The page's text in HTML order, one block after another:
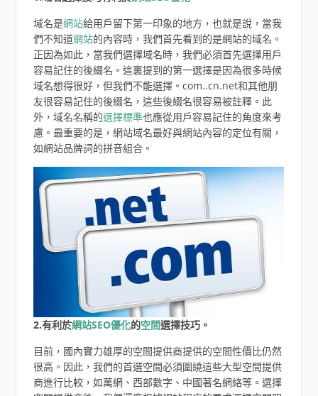
域名是網站給用戶留下第一印象的地方，也就是說，當我
們不知道網站的內容時，我們首先看到的是網站的域名。
正因為如此，當我們選擇域名時，我們必須首先選擇用戶
容易記住的後綴名。這裏提到的第一選擇是因為很多時候
域名想得很好，但我們不能選擇。com..cn.net和其他朋
友很容易記住的後綴名，這些後綴名很容易被註釋。此
外，域名名稱的選擇標準也應從用戶容易記住的角度來考
慮。最重要的是，網站域名最好與網站內容的定位有關，
如網站品牌詞的拼音組合。
2.有利於網站SEO優化的空間選擇技巧。
目前，國內實力雄厚的空間提供商提供的空間性價比仍然
很高。因此，我們的首選空間必須圍繞這些大型空間提供
商進行比較，如萬網、西部數字、中國著名網絡等。選擇